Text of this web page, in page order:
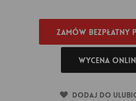
Zamów bezpłatny
Wycena
Dodaj do